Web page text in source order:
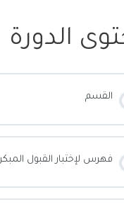
الدورة
القسم
فهرس لإختبار القبول المبكر